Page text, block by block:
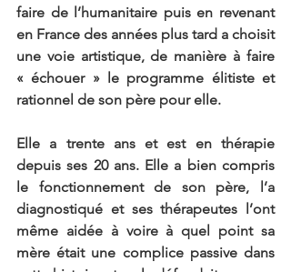
faire de l’humanitaire puis en revenant
en France des années plus tard a choisit
une voie artistique, de manière à faire
« échouer » le programme élitiste et
rationnel de son père pour elle.
Elle a trente ans et est en thérapie
depuis ses 20 ans. Elle a bien compris
le fonctionnement de son père, l’a
diagnostiqué et ses thérapeutes l’ont
même aidée à voire à quel point sa
mère était une complice passive dans